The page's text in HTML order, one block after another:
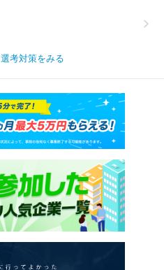
選考対策をみる